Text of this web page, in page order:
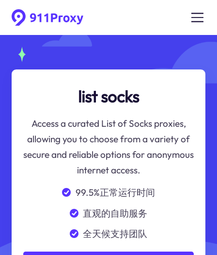
list socks
Access a curated List of Socks proxies,
allowing you to choose from a variety of
secure and reliable options for anonymous
internet access.
99.5%正常运行时间
直观的自助服务
全天候支持团队